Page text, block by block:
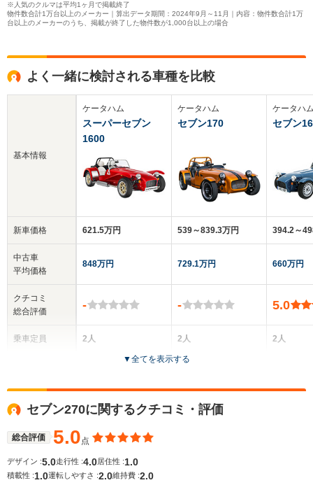
※人気のクルマは平均1ヶ月で掲載終了
物件数合計1万台以上のメーカー｜算出データ期間：2024年9月～11月｜内容：物件数合計1万
台以上のメーカーのうち、掲載が終了した物件数が1,000台以上の場合
よく一緒に検討される車種を比較
基本情報
新車価格
中古車
平均価格
クチコミ
総合評価
乗車定員
サイズ
ケータハム
スーパーセブン
1600
621.5万円
848万円
-
2人
全高
1.12m
全幅
1.58m
ケータハム
セブン170
539～839.3万円
729.1万円
-
2人
-
全高
1.09m
ケータハ
セブン
394.2～
660万円
5.0
2人
▼全てを表示する
セブン270に関するクチコミ・評価
総合評価 5.0点
デザイン :5.0走行性 :4.0 居住性 :1.0
積載性 :1.0運転しやすさ :2.0維持費 :2.0